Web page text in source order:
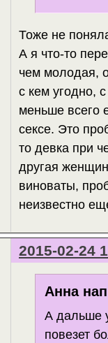
Тоже не
А я что-то
чем молодая,
с кем угодно,
меньше всего
сексе. Это
то девка при
другая
виноваты,
неизвестно
2015-02-24
Анна
А дальше
повезет